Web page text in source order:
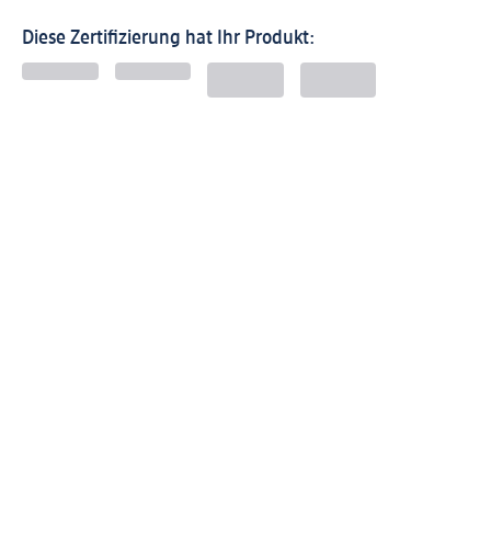
Diese Zertifizierung hat Ihr Produkt: